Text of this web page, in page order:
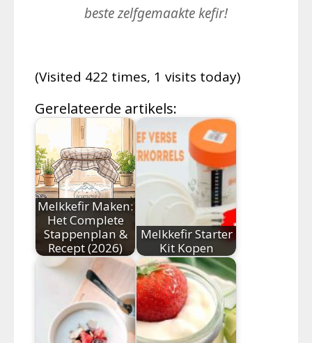
beste zelfgemaakte kefir!
(Visited 422 times, 1 visits today)
Gerelateerde artikels:
Melkkefir Maken:
Het Complete
Stappenplan &
Recept (2026)
Melkkefir Starter
Kit Kopen